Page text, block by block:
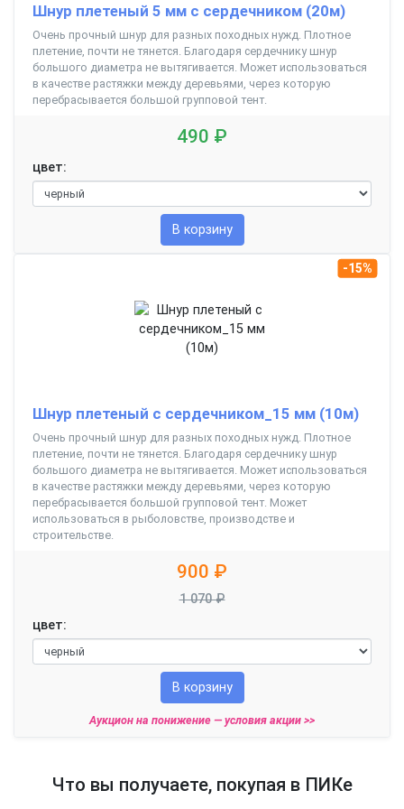
Шнур плетеный 5 мм с сердечником (20м)
Очень прочный шнур для разных походных нужд. Плотное
плетение, почти не тянется. Благодаря сердечнику шнур
большого диаметра не вытягивается. Может использоваться
в качестве растяжки между деревьями, через которую
перебрасывается большой групповой тент.
490 ₽
цвет:
В корзину
-15%
Шнур плетеный с сердечником_15 мм (10м)
Очень прочный шнур для разных походных нужд. Плотное
плетение, почти не тянется. Благодаря сердечнику шнур
большого диаметра не вытягивается. Может использоваться
в качестве растяжки между деревьями, через которую
перебрасывается большой групповой тент. Может
использоваться в рыболовстве, производстве и
строительстве.
900 ₽
1 070 ₽
цвет:
В корзину
Аукцион на понижение — условия акции >>
Что вы получаете, покупая в ПИКе